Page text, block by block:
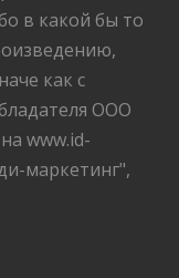
в какой бы то
как с
ООО
www.id-
маркетинг",